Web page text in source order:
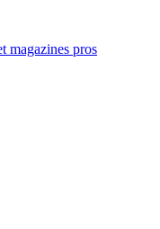
magazines pros